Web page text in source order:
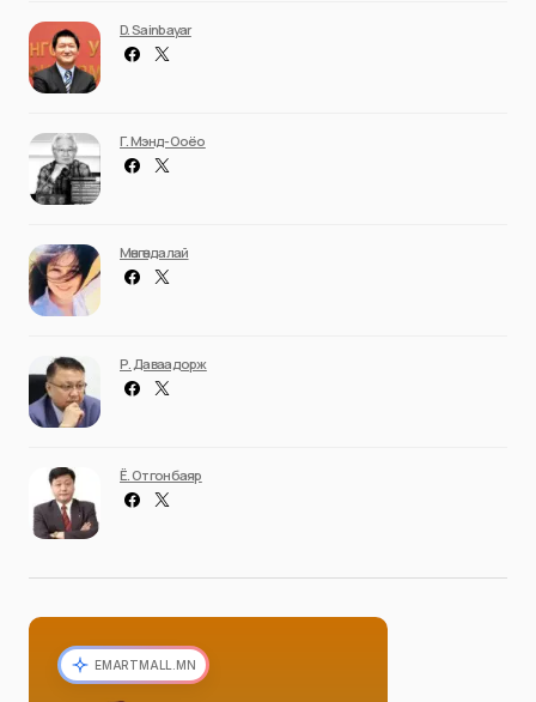
D. Sainbayar
Г. Мэнд-Ооёо
Мөнгөндалай
Р. Даваадорж
Ё. Отгонбаяр
EMARTMALL.MN